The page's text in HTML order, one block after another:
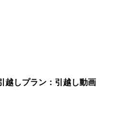
越しプラン：引越し動画